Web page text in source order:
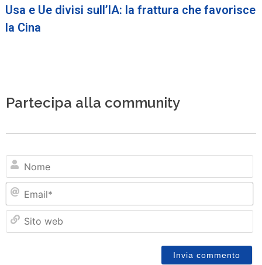
Usa e Ue divisi sull’IA: la frattura che favorisce
la Cina
Partecipa alla community